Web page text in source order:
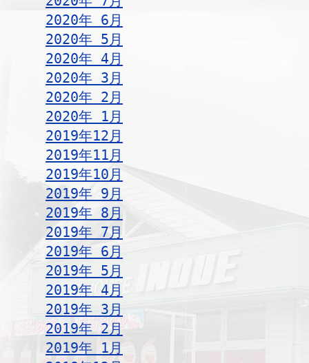
2020年 6月
2020年 5月
2020年 4月
2020年 3月
2020年 2月
2020年 1月
2019年12月
2019年11月
2019年10月
2019年 9月
2019年 8月
2019年 7月
2019年 6月
2019年 5月
2019年 4月
2019年 3月
2019年 2月
2019年 1月